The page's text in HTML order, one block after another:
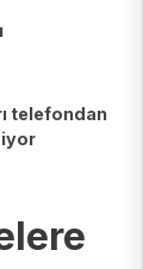
telefondan